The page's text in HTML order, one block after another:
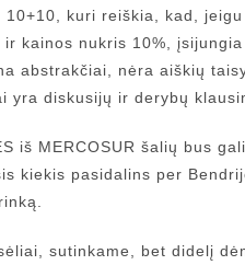
10+10, kuri reiškia, kad,
kainos nukris 10%,
abstrakčiai, nėra aiškių
yra diskusijų ir derybų
iš MERCOSUR šalių bus
kiekis pasidalins per
sutinkame, bet didelį